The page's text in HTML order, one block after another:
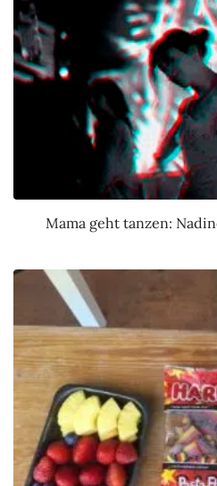
Mama geht tanzen: